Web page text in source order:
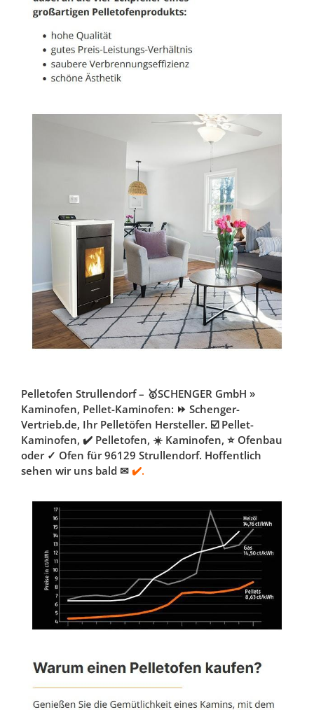
Pelletofen Strullendorf – 🥇SCHENGER GmbH »
Kaminofen, Pellet-Kaminofen: ⏩ Schenger-
Vertrieb.de, Ihr Pelletöfen Hersteller. ☑️ Pellet-
Kaminofen, ✔️ Pelletofen, ☀️ Kaminofen, ⭐ Ofenbau
oder ✓ Ofen für 96129 Strullendorf. Hoffentlich
sehen wir uns bald ✉ ✔️.